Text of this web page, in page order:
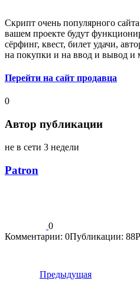
Скрипт очень популярного
вашем проекте будут
сёрфинг, квест, билет удачи,
на покупки и на ввод и вывод и
Перейти на сайт продавца
0
Автор публикации
не в сети 3 недели
Patron
0
Комментарии: 0Публикации: 88
Предыдущая